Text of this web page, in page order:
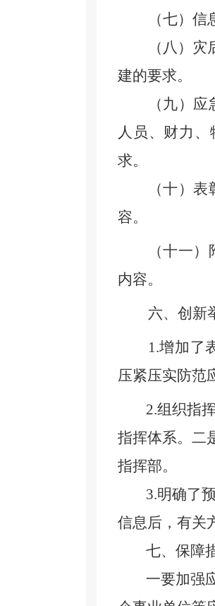
（七）
（八）
建的要求。
（九）
人员 、 财力 、
求。
（十）
容。
（十一
内容。
六、创新
1.增加了
压紧压实防范
2.组织指
指挥体系。二
指挥部。
3.明确了
信息后，有关
七、保障
一要加强